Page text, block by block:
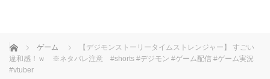
ホーム ゲーム
【デジモンストーリータイムストレンジャー】 すごい
違和感！ｗ ※ネタバレ注意 #shorts #デジモン #ゲーム配信 #ゲーム実況
#vtuber